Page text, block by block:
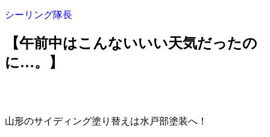
シーリング隊長
【午前中はこんないいい天気だったの
に…。】
山形のサイディング塗り替えは水戸部塗装へ！